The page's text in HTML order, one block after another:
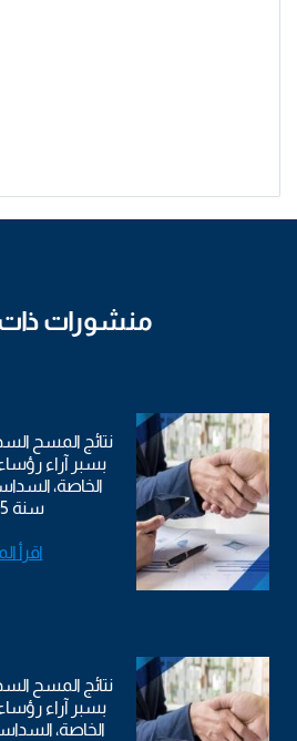
منشورات
نتائج المسح
بسبر آراء
الخاصة،
سنة 2025
اقرأ
نتائج المسح
بسبر آراء
الخاصة،